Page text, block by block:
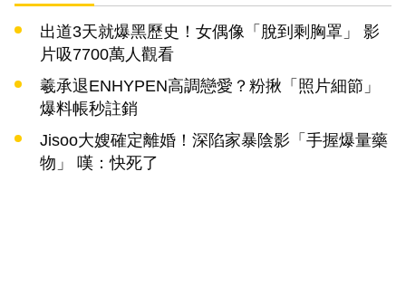
出道3天就爆黑歷史！女偶像「脫到剩胸罩」 影
片吸7700萬人觀看
羲承退ENHYPEN高調戀愛？粉揪「照片細節」
爆料帳秒註銷
Jisoo大嫂確定離婚！深陷家暴陰影「手握爆量藥
物」 嘆：快死了